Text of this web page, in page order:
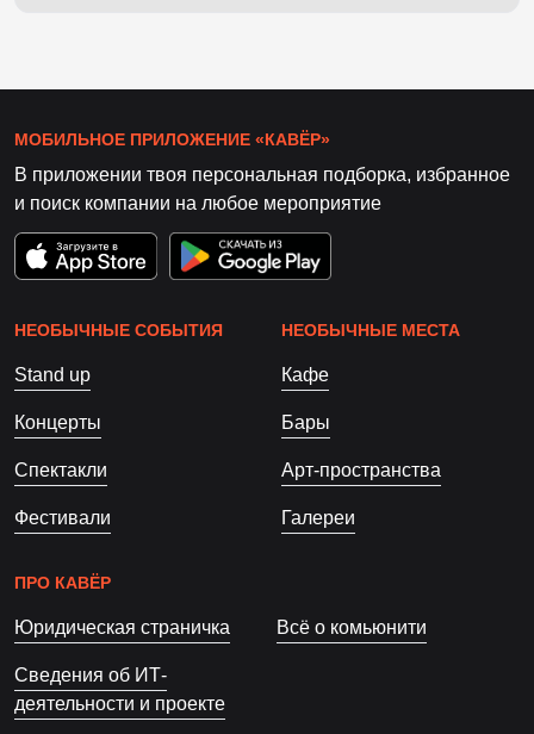
МОБИЛЬНОЕ ПРИЛОЖЕНИЕ «КАВЁР»
В приложении твоя персональная подборка, избранное
и поиск компании на любое мероприятие
НЕОБЫЧНЫЕ СОБЫТИЯ
Stand up
Концерты
Спектакли
Фестивали
НЕОБЫЧНЫЕ МЕСТА
Кафе
Бары
Арт-пространства
Галереи
ПРО КАВЁР
Юридическая страничка Всё о комьюнити
Сведения об ИТ-
деятельности и проекте